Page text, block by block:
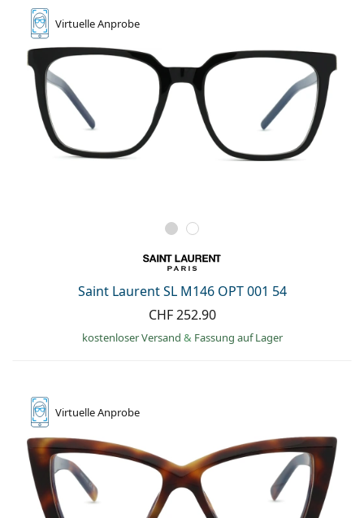
VirtuelleAnprobe
Saint Laurent SL M146 OPT 001 54
CHF 252.90
kostenloser Versand & Fassung auf Lager
VirtuelleAnprobe